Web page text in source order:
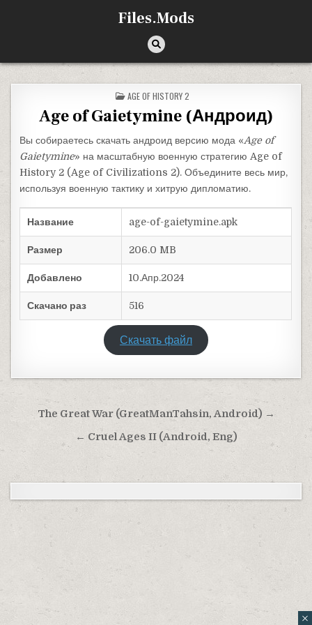
Files.Mods
ОПУБЛИКОВАНО В
AGE OF HISTORY 2
Age of Gaietymine (Андроид)
Вы собираетесь скачать андроид версию мода «Age of
Gaietymine» на масштабную военную стратегию Age of
History 2 (Age of Civilizations 2). Объедините весь мир,
используя военную тактику и хитрую дипломатию.
Название age-of-gaietymine.apk
Размер 206.0 MB
Добавлено 10.Апр.2024
Скачано раз 516
Скачать файл
Навигация по записям
The Great War (GreatManTahsin, Android) →
← Cruel Ages II (Android, Eng)